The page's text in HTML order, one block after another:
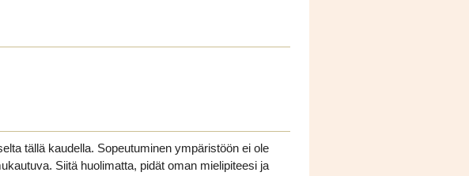
tällä kaudella. Sopeutuminen ympäristöön ei ole
Siitä huolimatta, pidät oman mielipiteesi ja